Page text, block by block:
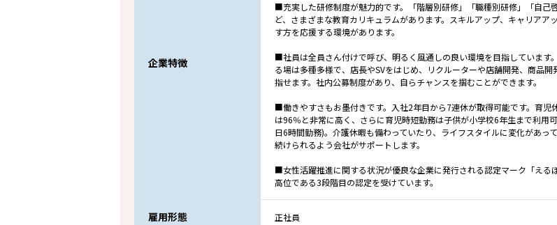
企業特徴
■充実した研修制度が魅力的です。「階層別研修」「職種別研修」「自己
ど、さまざまな教育カリキュラムがあります。スキルアップ、キャリアア
す方を応援する環境があります。
■社員は全員さん付けで呼び、明るく風通しの良い環境を目指しています
る場は多種多様で、店長やSVをはじめ、リクルーターや店舗開発、商品開
指せます。社内公募制度があり、自らチャンスを掴むことができます。
■働きやすさもお墨付きです。入社2年目から7連休が取得可能です。育児
は96％と非常に高く、さらに育児時短勤務は子供が小学校6年生まで利用
日6時間勤務)。介護休暇も備わっていたり、ライフスタイルに変化があっ
続けられるよう会社がサポートします。
■女性活躍推進に関する状況が優良な企業に発行される認定マーク「える
高位である3段階目の認定を受けています。
雇用形態 正社員